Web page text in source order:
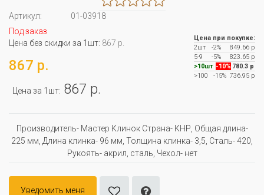
Артикул:
01-03918
Под заказ
Цена без скидки за 1шт: 867 р.
867 р.
Цена за 1шт: 867 р.
Цена при покупке:
2шт
-2%
849.66 р
5-9
-5%
823.65 р
>10шт -10% 780.3 р
>100
-15% 736.95 р
Производитель- Мастер Клинок Страна- КНР, Oбщая длина-
225 мм, Длина клинка- 96 мм, Толщина клинка- 3,5, Сталь- 420,
Рукоять- акрил, сталь, Чехол- нет
Уведомить меня